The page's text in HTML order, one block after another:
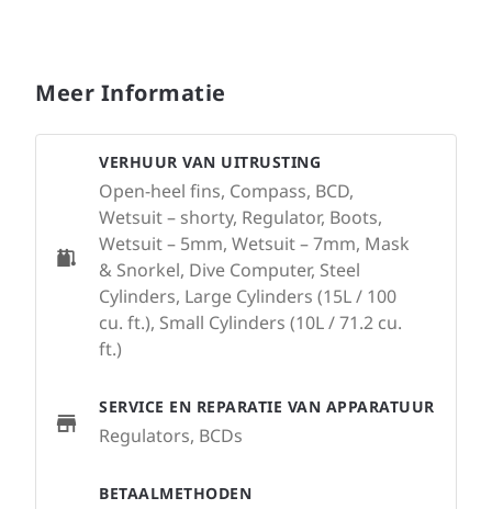
Meer Informatie
VERHUUR VAN UITRUSTING
Open-heel fins, Compass, BCD,
Wetsuit – shorty, Regulator, Boots,
Wetsuit – 5mm, Wetsuit – 7mm, Mask
& Snorkel, Dive Computer, Steel
Cylinders, Large Cylinders (15L / 100
cu. ft.), Small Cylinders (10L / 71.2 cu.
ft.)
SERVICE EN REPARATIE VAN APPARATUUR
Regulators, BCDs
BETAALMETHODEN